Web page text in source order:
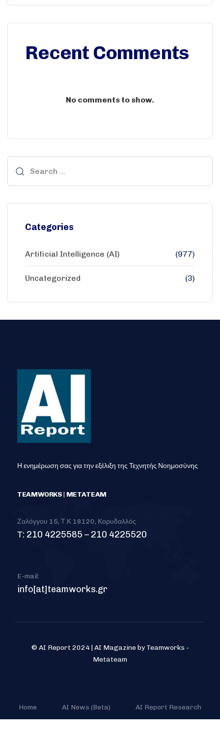
Recent Comments
No comments to show.
Categories
Artificial Intelligence (AI) (977)
Uncategorized (3)
Η ενημέρωση σας για την εξέλιξη της Τεχνητής Νοημοσύνης
TEAMWORKS | METATEAM
Ζαλόγγου 15, Τ.Κ 18120, Κορυδαλλός
Τ: 210 4225585 – 210 4225520
E-mail:
info[at]teamworks.gr
© AI Report 2024 | AI Magazine by Teamworks -
Metateam
Home AI News (Beta) AI Report Research